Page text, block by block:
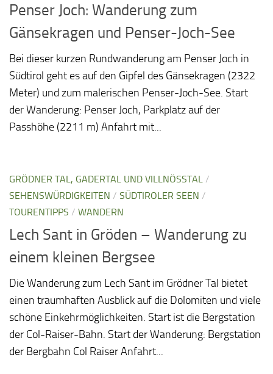
Penser Joch: Wanderung zum
Gänsekragen und Penser-Joch-See
Bei dieser kurzen Rundwanderung am Penser Joch in
Südtirol geht es auf den Gipfel des Gänsekragen (2322
Meter) und zum malerischen Penser-Joch-See. Start
der Wanderung: Penser Joch, Parkplatz auf der
Passhöhe (2211 m) Anfahrt mit...
GRÖDNER TAL, GADERTAL UND VILLNÖSSTAL
/
SEHENSWÜRDIGKEITEN / SÜDTIROLER SEEN /
TOURENTIPPS / WANDERN
Lech Sant in Gröden – Wanderung zu
einem kleinen Bergsee
Die Wanderung zum Lech Sant im Grödner Tal bietet
einen traumhaften Ausblick auf die Dolomiten und viele
schöne Einkehrmöglichkeiten. Start ist die Bergstation
der Col-Raiser-Bahn. Start der Wanderung: Bergstation
der Bergbahn Col Raiser Anfahrt...